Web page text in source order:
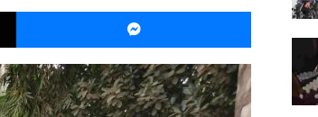
X Messenger